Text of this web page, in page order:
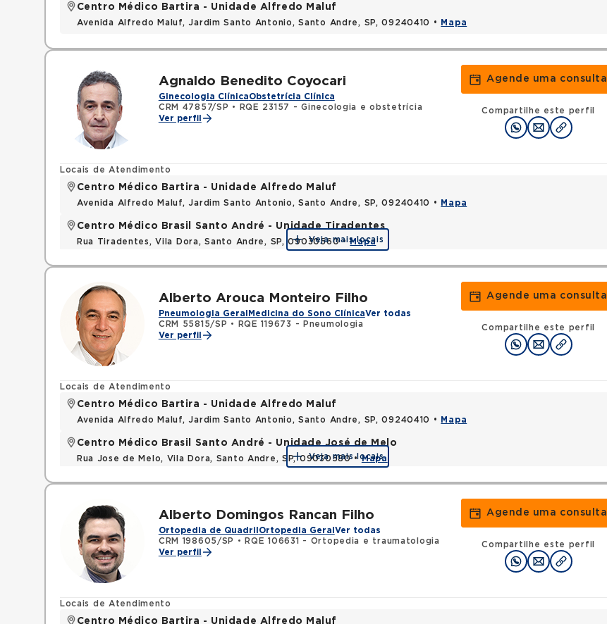
Centro Médico Bartira - Unidade Alfredo Maluf
Avenida Alfredo Maluf, Jardim Santo Antonio, Santo Andre, SP, 09240410 • Mapa
Agnaldo Benedito Coyocari
Ginecologia ClínicaObstetrícia Clínica
CRM 47857/SP •
RQE 23157 - Ginecologia e obstetrícia
Ver perfil
Agende uma consulta
Compartilhe este perfil
Locais de Atendimento
Centro Médico Bartira - Unidade Alfredo Maluf
Avenida Alfredo Maluf, Jardim Santo Antonio, Santo Andre, SP, 09240410 • Mapa
Centro Médico Brasil Santo André - Unidade Tiradentes
Rua Tiradentes, Vila Dora, Santo Andre, SP, 09030560 •Mapa
Veja mais locais
Alberto Arouca Monteiro Filho
Pneumologia Geral Medicina do Sono ClínicaVer todas
CRM 55815/SP •
RQE 119673 - Pneumologia
Ver perfil
Agende uma consulta
Compartilhe este perfil
Locais de Atendimento
Centro Médico Bartira - Unidade Alfredo Maluf
Avenida Alfredo Maluf, Jardim Santo Antonio, Santo Andre, SP, 09240410 • Mapa
Centro Médico Brasil Santo André - Unidade José de Melo
Rua Jose de Melo, Vila Dora, Santo Andre, SP, 09030580 •Mapa
Veja mais locais
Alberto Domingos Rancan Filho
Ortopedia de Quadril Ortopedia Geral Ver todas
CRM 198605/SP
•
RQE 106631 - Ortopedia e traumatologia
Ver perfil
Agende uma consulta
Compartilhe este perfil
Locais de Atendimento
Centro Médico Bartira - Unidade Alfredo Maluf